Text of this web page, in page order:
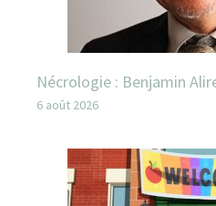
Nécrologie : Benjamin
6 août 2026